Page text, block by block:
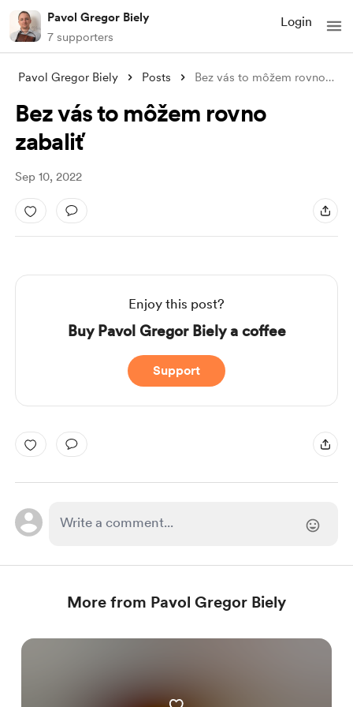
Pavol Gregor Biely
7 supporters
Login
Pavol Gregor Biely Posts Bez vás to môžem rovno zabaliť
Bez vás to môžem rovno
zabaliť
Sep 10, 2022
Enjoy this post?
Buy Pavol Gregor Biely a coffee
Support
More from Pavol Gregor Biely